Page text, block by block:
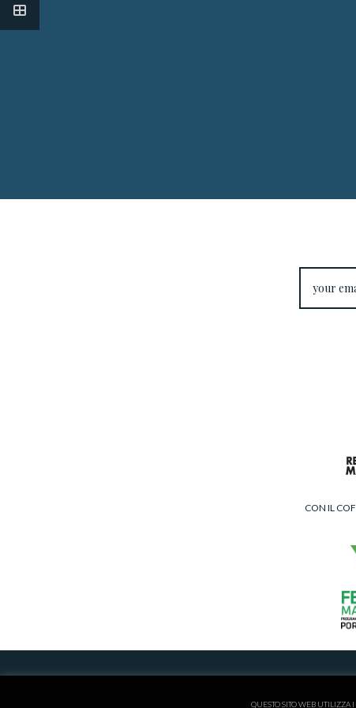
CON IL
QUESTO SITO WEB UTILIZZA